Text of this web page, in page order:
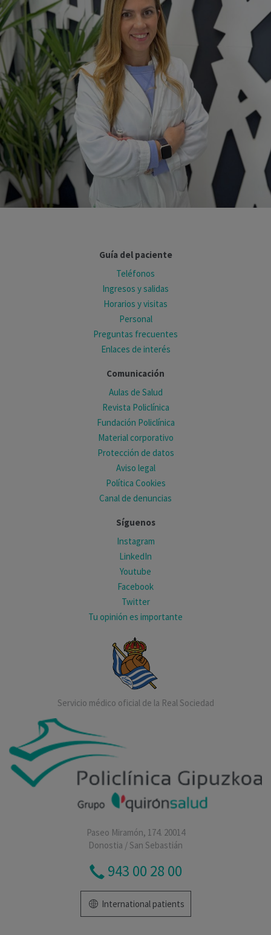
Guía del paciente
Teléfonos
Ingresos y salidas
Horarios y visitas
Personal
Preguntas frecuentes
Enlaces de interés
Comunicación
Aulas de Salud
Revista Policlínica
Fundación Policlínica
Material corporativo
Protección de datos
Aviso legal
Política Cookies
Canal de denuncias
Síguenos
Instagram
LinkedIn
Youtube
Facebook
Twitter
Tu opinión es importante
Servicio médico oficial de la Real Sociedad
Paseo Miramón, 174. 20014
Donostia / San Sebastián
943 00 28 00
International patients